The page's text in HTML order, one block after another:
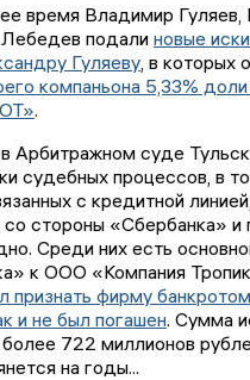
время Владимир Гуляев,
подали новые
Гуляеву , в которых
компаньона 5,33%
.
Арбитражном суде
судебных процессов, в
с кредитной
со стороны «Сбербанка» и
Среди них есть
к ООО «Компания
признать фирму
и не был погашен. Сумма
более 722 миллионов
на годы...